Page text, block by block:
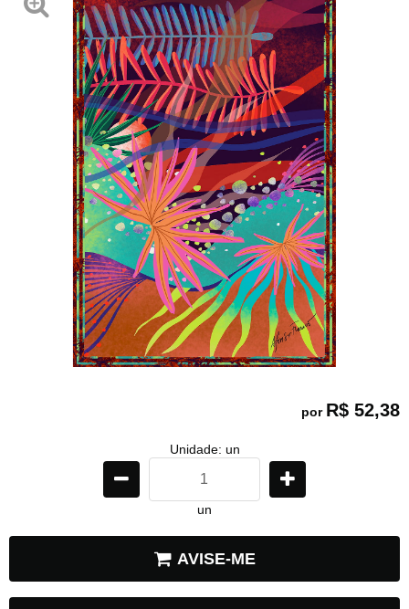
por R$ 52,38
Unidade: un
un
AVISE-ME